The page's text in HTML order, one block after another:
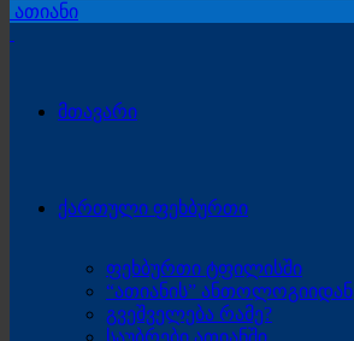
ათიანი
მთავარი
ქართული ფეხბურთი
ფეხბურთი ტფილისში
“ათიანის” ანთოლოგიიდან
გვეშველება რამე?
საუბრები ათიანში